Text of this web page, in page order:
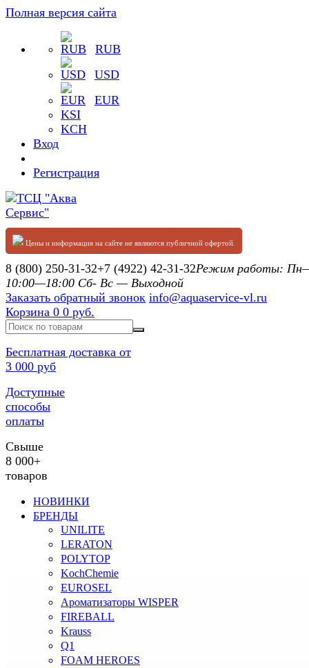
Полная версия сайта
RUB
USD
EUR
KSI
KCH
Вход
Регистрация
Цены и информация на сайте не являются публичной офертой.
8 (800) 250-31-32+7 (4922) 42-31-32Режим работы:
10:00—18:00 Сб- Вс — Выходной
Заказать обратный звонок info@aquaservice-vl.ru
Корзина 0 0 руб.
Бесплатная доставка от
3 000 руб
Доступные
способы
оплаты
Свыше
8 000+
товаров
НОВИНКИ
БРЕНДЫ
UNILITE
LERATON
POLYTOP
KochChemie
EUROSEL
Ароматизаторы WISPER
FIREBALL
Krauss
Q1
FOAM HEROES